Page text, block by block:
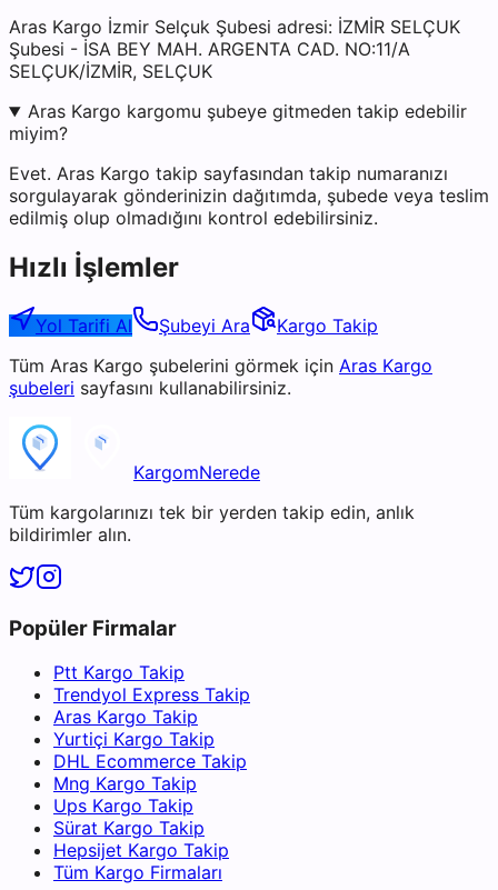
Aras Kargo İzmir Selçuk Şubesi adresi: İZMİR SELÇUK
Şubesi - İSA BEY MAH. ARGENTA CAD. NO:11/A
SELÇUK/İZMİR, SELÇUK
Aras Kargo kargomu şubeye gitmeden takip edebilir
miyim?
Evet. Aras Kargo takip sayfasından takip numaranızı
sorgulayarak gönderinizin dağıtımda, şubede veya teslim
edilmiş olup olmadığını kontrol edebilirsiniz.
Hızlı İşlemler
Yol Tarifi Al Şubeyi Ara
Kargo Takip
Tüm Aras Kargo şubelerini görmek için Aras Kargo
şubeleri sayfasını kullanabilirsiniz.
KargomNerede
Tüm kargolarınızı tek bir yerden takip edin, anlık
bildirimler alın.
Popüler Firmalar
Ptt Kargo Takip
Trendyol Express Takip
Aras Kargo Takip
Yurtiçi Kargo Takip
DHL Ecommerce Takip
Mng Kargo Takip
Ups Kargo Takip
Sürat Kargo Takip
Hepsijet Kargo Takip
Tüm Kargo Firmaları